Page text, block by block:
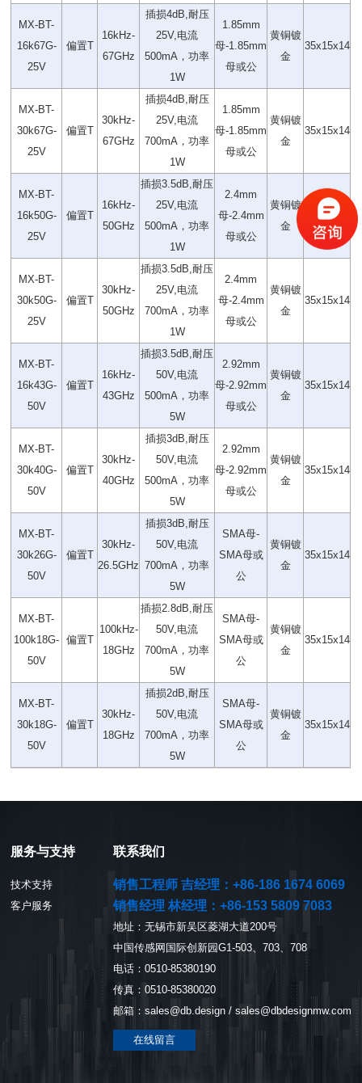
MX-BT-
16k67G-
25V
偏置T
16kHz-
67GHz
插损4dB,耐压
25V,电流
500mA，功率
1W
1.85mm
母-1.85mm
母或公
黄铜镀
金
35x15x14
MX-BT-
30k67G-
25V
偏置T
30kHz-
67GHz
插损4dB,耐压
25V,电流
700mA，功率
1W
1.85mm
母-1.85mm
母或公
黄铜镀
金
35x15x14
MX-BT-
16k50G-
25V
偏置T
16kHz-
50GHz
插损3.5dB,耐压
25V,电流
500mA，功率
1W
2.4mm
母-2.4mm
母或公
黄铜镀
金
35x15x14
MX-BT-
30k50G-
25V
偏置T
30kHz-
50GHz
插损3.5dB,耐压
25V,电流
700mA，功率
1W
2.4mm
母-2.4mm
母或公
黄铜镀
金
35x15x14
MX-BT-
16k43G-
50V
偏置T
16kHz-
43GHz
插损3.5dB,耐压
50V,电流
500mA，功率
5W
2.92mm
母-2.92mm
母或公
黄铜镀
金
35x15x14
MX-BT-
30k40G-
50V
偏置T
30kHz-
40GHz
插损3dB,耐压
50V,电流
500mA，功率
5W
2.92mm
母-2.92mm
母或公
黄铜镀
金
35x15x14
MX-BT-
30k26G-
50V
偏置T
30kHz-
26.5GHz
插损3dB,耐压
50V,电流
700mA，功率
5W
SMA母-
SMA母或
公
黄铜镀
金
35x15x14
MX-BT-
100k18G-
50V
偏置T
100kHz-
18GHz
插损2.8dB,耐压
50V,电流
700mA，功率
5W
SMA母-
SMA母或
公
黄铜镀
金
35x15x14
MX-BT-
30k18G-
50V
偏置T
30kHz-
18GHz
插损2dB,耐压
50V,电流
700mA，功率
5W
SMA母-
SMA母或
公
黄铜镀
金
35x15x14
服务与支持
技术支持
客户服务
联系我们
销售工程师 吉经理：+86-186 1674 6069
销售经理 林经理：+86-153 5809 7083
地址：无锡市新吴区菱湖大道200号
中国传感网国际创新园G1-503、703、708
电话：0510-85380190
传真：0510-85380020
邮箱：sales@db.design / sales@dbdesignmw.com
在线留言